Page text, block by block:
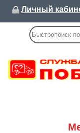
Личный